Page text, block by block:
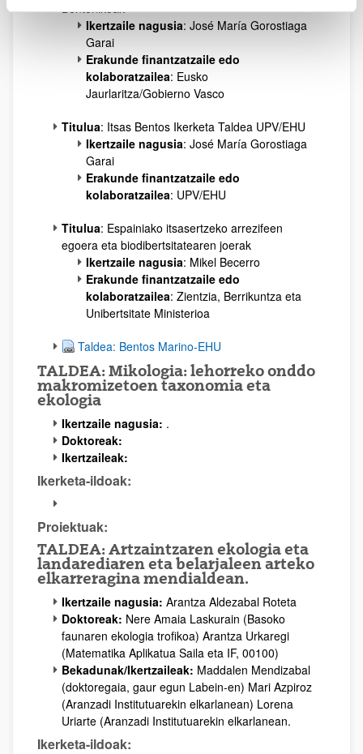
Bentonikoak
Ikertzaile nagusia: José María Gorostiaga
Garai
Erakunde finantzatzaile edo
kolaboratzailea: Eusko
Jaurlaritza/Gobierno Vasco
Titulua: Itsas Bentos Ikerketa Taldea UPV/EHU
Ikertzaile nagusia: José María Gorostiaga
Garai
Erakunde finantzatzaile edo
kolaboratzailea: UPV/EHU
Titulua: Espainiako itsasertzeko arrezifeen
egoera eta biodibertsitatearen joerak
Ikertzaile nagusia: Mikel Becerro
Erakunde finantzatzaile edo
kolaboratzailea: Zientzia, Berrikuntza eta
Unibertsitate Ministerioa
Taldea: Bentos Marino-EHU
TALDEA: Mikologia: lehorreko onddo
makromizetoen taxonomia eta
ekologia
Ikertzaile nagusia: .
Doktoreak:
Ikertzaileak:
Ikerketa-ildoak:
Proiektuak:
TALDEA: Artzaintzaren ekologia eta
landarediaren eta belarjaleen arteko
elkarreragina mendialdean.
Ikertzaile nagusia: Arantza Aldezabal Roteta
Doktoreak: Nere Amaia Laskurain (Basoko
faunaren ekologia trofikoa) Arantza Urkaregi
(Matematika Aplikatua Saila eta IF, 00100)
Bekadunak/Ikertzaileak: Maddalen Mendizabal
(doktoregaia, gaur egun Labein-en) Mari Azpiroz
(Aranzadi Institutuarekin elkarlanean) Lorena
Uriarte (Aranzadi Institutuarekin elkarlanean.
Ikerketa-ildoak: